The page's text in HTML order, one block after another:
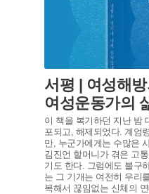
서평 | 여성해
여성운동가의
이 책을 복기하던 지난 밤
포되고, 해제되었다. 계엄
만, 누군가에게는 수많은
김진언 할머니가 겪은 고
기도 한다. 그럼에도 불구
는 그 기개는 여전히 우리
복해서 끊임없는 신체의